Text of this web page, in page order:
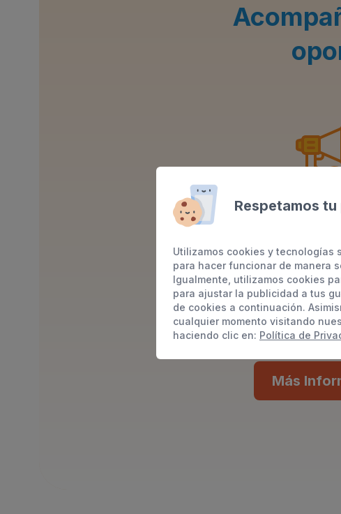
Más de diez servicios
acompañar a las
edades y perfiles en
sus familias,
Más
Respetamos
Utilizamos cookies y tecnologías
para hacer funcionar de manera
Igualmente, utilizamos cookies
para ajustar la publicidad a tus
de cookies a continuación.
cualquier momento visitando
haciendo clic en: Política de